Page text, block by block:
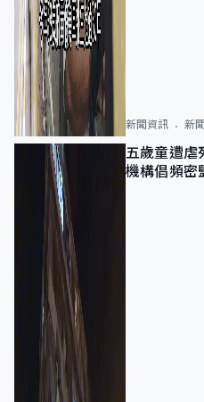
新聞資訊 新
五歲童遭
機構倡頻